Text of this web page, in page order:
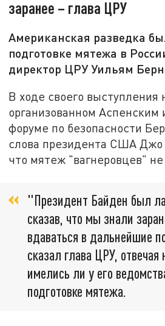
заранее – глава ЦРУ
Американская разведка
подготовке мятежа в
директор ЦРУ Уильям
В ходе своего выступления
организованном Аспенским
форуме по безопасности
слова президента США Джо
что мятеж "вагнеровцев"
"Президент Байден был
сказав, что мы знали
вдаваться в дальнейшие
сказал глава ЦРУ, отвечая
имелись ли у его
подготовке мятежа.